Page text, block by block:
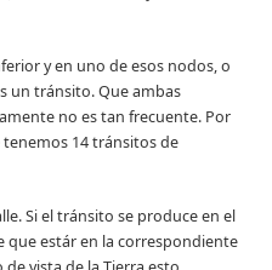
y en uno de esos nodos, o
un tránsito. Que ambas
no es tan frecuente. Por
14 tránsitos de
Si el tránsito se produce en el
que estár en la correspondiente